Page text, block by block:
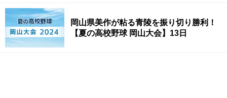
岡山県美作が粘る青陵を振り切り勝利！
【夏の高校野球 岡山大会】13日